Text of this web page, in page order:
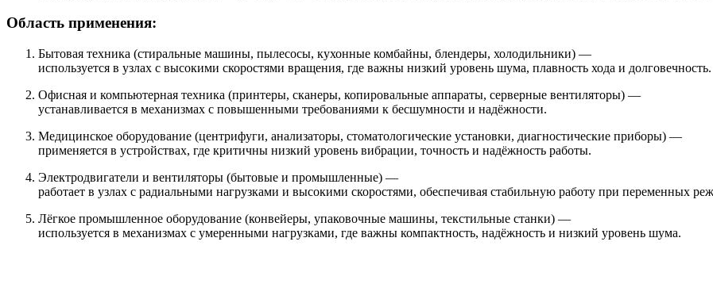
Область применения:
Бытовая техника (стиральные машины, пылесосы, кухонные комбайны, блендеры, холодильники) —
используется в узлах с высокими скоростями вращения, где важны низкий уровень шума, плавность хода и долговечность.
Офисная и компьютерная техника (принтеры, сканеры, копировальные аппараты, серверные вентиляторы) —
устанавливается в механизмах с повышенными требованиями к бесшумности и надёжности.
Медицинское оборудование (центрифуги, анализаторы, стоматологические установки, диагностические приборы) —
применяется в устройствах, где критичны низкий уровень вибрации, точность и надёжность работы.
Электродвигатели и вентиляторы (бытовые и промышленные) —
работает в узлах с радиальными нагрузками и высокими скоростями, обеспечивая стабильную работу при переменных
Лёгкое промышленное оборудование (конвейеры, упаковочные машины, текстильные станки) —
используется в механизмах с умеренными нагрузками, где важны компактность, надёжность и низкий уровень шума.